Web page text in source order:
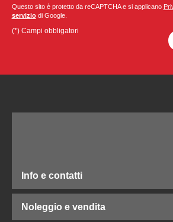
Questo sito è protetto da reCAPTCHA e si applicano
serviziodi Google.
(*) Campi obbligatori
Info e contatti
Noleggio e vendita